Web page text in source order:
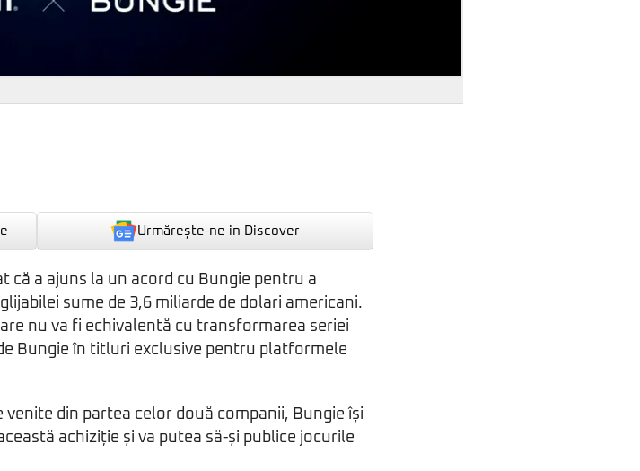
Urmărește-ne in Discover
a ajuns la un acord cu Bungie pentru a
sume de 3,6 miliarde de dolari americani.
nu va fi echivalentă cu transformarea seriei
Bungie în titluri exclusive pentru platformele
din partea celor două companii, Bungie își
achiziție și va putea să-și publice jocurile